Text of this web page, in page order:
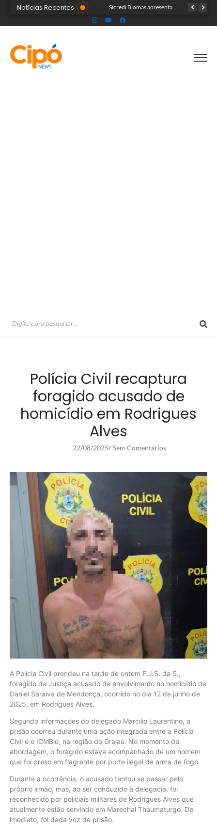
Notícias Recentes Acre segue em alerta para casos de síndrome respiratória aguda grave, aponta Fiocruz
Polícia Civil recaptura
foragido acusado de
homicídio em Rodrigues
Alves
22/08/2025/ Sem Comentários
A Polícia Civil prendeu na tarde de ontem F.J.S. da S.,
foragido da Justiça acusado de envolvimento no homicídio de
Daniel Saraiva de Mendonça, ocorrido no dia 12 de junho de
2025, em Rodrigues Alves.
Segundo informações do delegado Marcilio Laurentino, a
prisão ocorreu durante uma ação integrada entre a Polícia
Civil e o ICMBio, na região do Grajaú. No momento da
abordagem, o foragido estava acompanhado de um homem
que foi preso em flagrante por porte ilegal de arma de fogo.
Durante a ocorrência, o acusado tentou se passar pelo
próprio irmão, mas, ao ser conduzido à delegacia, foi
reconhecido por policiais militares de Rodrigues Alves que
atualmente estão servindo em Marechal Thaumaturgo. De
imediato, foi dada voz de prisão.